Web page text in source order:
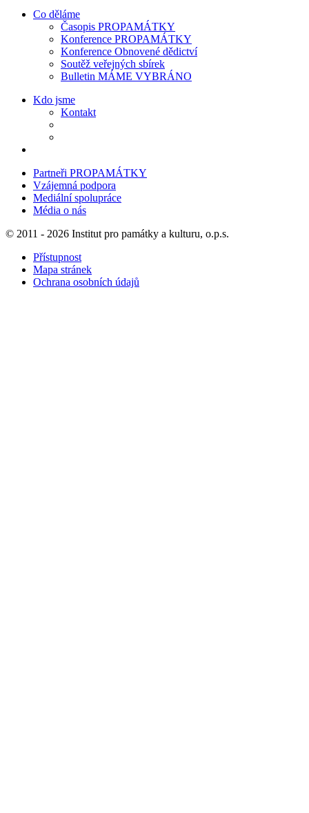
Co děláme
Časopis PROPAMÁTKY
Konference PROPAMÁTKY
Konference Obnovené dědictví
Soutěž veřejných sbírek
Bulletin MÁME VYBRÁNO
Kdo jsme
Kontakt
Partneři PROPAMÁTKY
Vzájemná podpora
Mediální spolupráce
Média o nás
© 2011 - 2026 Institut pro památky a kulturu, o.p.s.
Přístupnost
Mapa stránek
Ochrana osobních údajů